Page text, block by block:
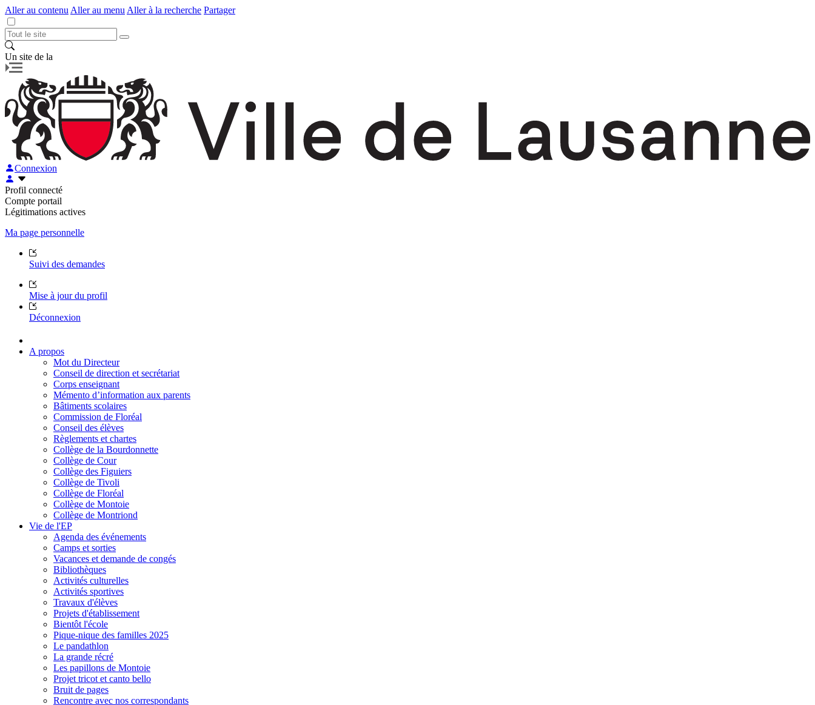
Aller au contenu Aller au menu Aller à la recherche Partager
Un site de la
Connexion
Profil connecté
Compte portail
Légitimations actives
Ma page personnelle
Suivi des demandes
Mise à jour du profil
Déconnexion
A propos
Mot du Directeur
Conseil de direction et secrétariat
Corps enseignant
Mémento d’information aux parents
Bâtiments scolaires
Commission de Floréal
Conseil des élèves
Règlements et chartes
Collège de la Bourdonnette
Collège de Cour
Collège des Figuiers
Collège de Tivoli
Collège de Floréal
Collège de Montoie
Collège de Montriond
Vie de l'EP
Agenda des événements
Camps et sorties
Vacances et demande de congés
Bibliothèques
Activités culturelles
Activités sportives
Travaux d'élèves
Projets d'établissement
Bientôt l'école
Pique-nique des familles 2025
Le pandathlon
La grande récré
Les papillons de Montoie
Projet tricot et canto bello
Bruit de pages
Rencontre avec nos correspondants